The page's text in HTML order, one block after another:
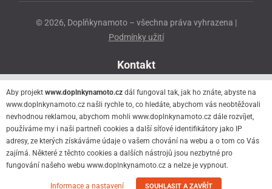
© 2026, Doplňkynamoto – všechna práva vyhrazena |
Podmínky užití
Kontakt
Přeloučská 86
530 06 Pardubice - Staré Čivice
776 056 073
motorider.rf@seznam.cz
Aby projekt www.doplnkynamoto.cz dál fungoval tak, jak ho znáte, abyste na
www.doplnkynamoto.cz našli rychle to, co hledáte, abychom vás neobtěžovali
nevhodnou reklamou, abychom mohli www.doplnkynamoto.cz dále rozvíjet,
používáme my i naši partneři cookies a další síťové identifikátory jako IP
adresy, ze kterých získáváme údaje o vašem chování na webu a o tom co Vás
zajímá. Některé z těchto cookies a dalších nástrojů jsou nezbytné pro
fungování našeho webu www.doplnkynamoto.cz a nelze je vypnout.
Informace a nastavení SOUHLASIT A ZAVŘÍT